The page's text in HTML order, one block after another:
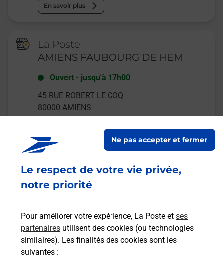
Le respect de votre vie privée,
notre priorité
Pour améliorer votre expérience, La Poste et ses
partenaires utilisent des cookies (ou technologies
similaires). Les finalités des cookies sont les
suivantes :
Ne pas accepter et fermer
En savoir plus
La Poste
AMIENS FAUBOURG DE HEM
Ouvert - jusqu'à 17h00
45 RUE ROBERT LE COQ
80000 AMIENS
La Poste
Ouvert 24h/24
En savoir plus